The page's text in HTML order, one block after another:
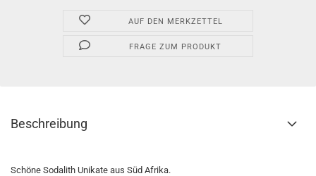
AUF DEN MERKZETTEL
FRAGE ZUM PRODUKT
Beschreibung
Schöne Sodalith Unikate aus Süd Afrika.